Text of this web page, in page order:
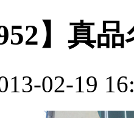
】真
02-19